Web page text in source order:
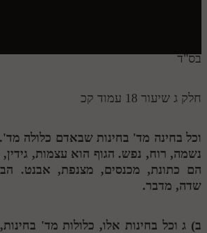
חלק יב
חלק יד
חלק טו
חלק ט"ז
בית שער הכוונות
בס"ד
חלק ג שיעור 18 עמוד קכ
וכל בחינה מד' בחינות שבאדם כלולה
נשמה, רוח, נפש. הגוף הוא עצמות,
הם כתונת, מכנסים, מצנפת, אבנט.
שדה, מדבר.
ב) גוכל בחינות אלו, כלולות מד'